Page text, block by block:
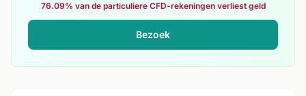
76.09% van de particuliere CFD-rekeningen verliest geld
Bezoek